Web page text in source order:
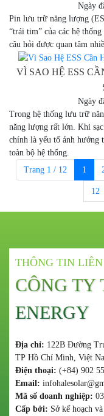
Ngày
Pin lưu trữ năng lượng
“trái tim” của các hệ
câu hỏi được quan tâm
VÌ SAO HỆ ESS
Ngày
Trong hệ thống lưu trữ
năng lượng rất lớn. Khi
chính là yếu tố ảnh hưởng
toàn bộ hệ thống.
Trang 1 / 12
1
12
THÔNG TIN
CÔNG TY
ENERGY
Địa chỉ: 122B Đường
TP Hồ Chí Minh, Việt
Điện thoại: (+84) 902
Email:
Mã số doanh nghiệp:
Cấp bởi: Sở kế hoạch